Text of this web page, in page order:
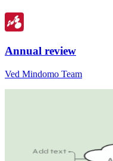
Annual review
Ved Mindomo Team